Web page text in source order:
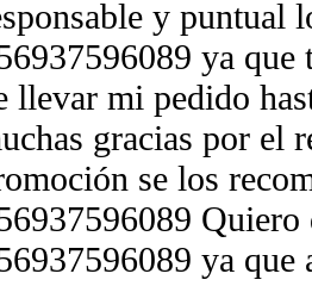
y puntual
ya
llevar mi pedido
gracias por el
se los
Quiero
ya que